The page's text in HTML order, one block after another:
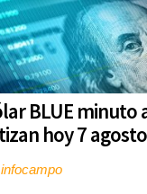
BLUE minuto
hoy 7
infocampo